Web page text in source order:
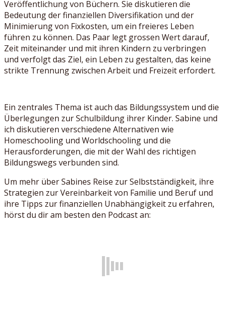
Veröffentlichung von Büchern. Sie diskutieren die
Bedeutung der finanziellen Diversifikation und der
Minimierung von Fixkosten, um ein freieres Leben
führen zu können. Das Paar legt grossen Wert darauf,
Zeit miteinander und mit ihren Kindern zu verbringen
und verfolgt das Ziel, ein Leben zu gestalten, das keine
strikte Trennung zwischen Arbeit und Freizeit erfordert.
Ein zentrales Thema ist auch das Bildungssystem und die
Überlegungen zur Schulbildung ihrer Kinder. Sabine und
ich diskutieren verschiedene Alternativen wie
Homeschooling und Worldschooling und die
Herausforderungen, die mit der Wahl des richtigen
Bildungswegs verbunden sind.
Um mehr über Sabines Reise zur Selbstständigkeit, ihre
Strategien zur Vereinbarkeit von Familie und Beruf und
ihre Tipps zur finanziellen Unabhängigkeit zu erfahren,
hörst du dir am besten den Podcast an: